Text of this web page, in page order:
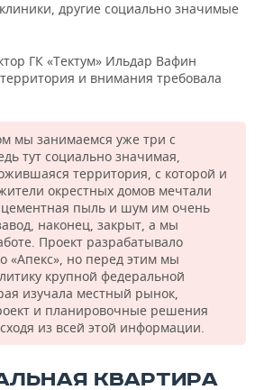
другие социально значимые
ГК «Тектум» Ильдар Вафин
и внимания требовала
мы занимаемся уже три с
тут социально значимая,
территория, с которой и
окрестных домов мечтали
пыль и шум им очень
наконец, закрыт, а мы
Проект разрабатывало
«Апекс», но перед этим мы
крупной федеральной
изучала местный рынок,
и планировочные решения
из всей этой информации.
КВАРТИРА